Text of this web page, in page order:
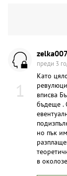
1
преди 3
Като
вписва
бъдеще .
но пък
в